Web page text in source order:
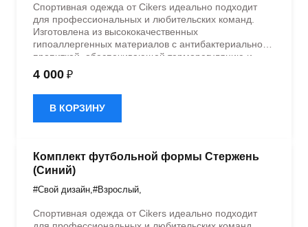
Спортивная одежда от Cikers идеально подходит
для профессиональных и любительских команд.
Изготовлена из высококачественных
гипоаллергенных материалов с антибактериальной
пропиткой, обеспечивающей терморегуляцию и
быстрое влагоотведение. Одежда обладает
эластичностью в 5 направлениях и стильным
дизайном.
4 000 ₽
В КОРЗИНУ
Комплект футбольной формы Стержень
(Синий)
#Свой дизайн #Взрослый
Спортивная одежда от Cikers идеально подходит